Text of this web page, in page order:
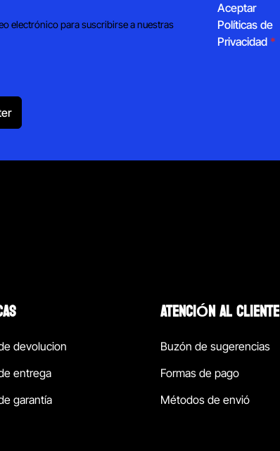
electrónico para suscribirse a nuestras
Aceptar
Políticas de
Privacidad *
devolucion
entrega
garantía
ATENCIÓN AL CLIENTE
Buzón de sugerencias
Formas de pago
Métodos de envió